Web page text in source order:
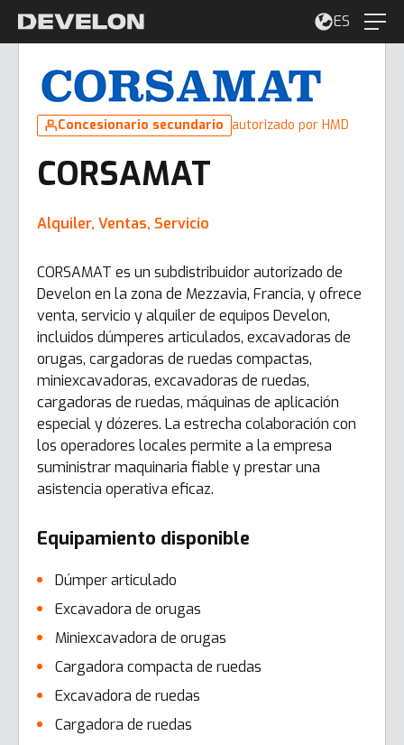
ES
Concesionario secundario autorizado por HMD
CORSAMAT
Alquiler, Ventas, Servicio
CORSAMAT es un subdistribuidor autorizado de
Develon en la zona de Mezzavia, Francia, y ofrece
venta, servicio y alquiler de equipos Develon,
incluidos dúmperes articulados, excavadoras de
orugas, cargadoras de ruedas compactas,
miniexcavadoras, excavadoras de ruedas,
cargadoras de ruedas, máquinas de aplicación
especial y dózeres. La estrecha colaboración con
los operadores locales permite a la empresa
suministrar maquinaria fiable y prestar una
asistencia operativa eficaz.
Equipamiento disponible
Dúmper articulado
Excavadora de orugas
Miniexcavadora de orugas
Cargadora compacta de ruedas
Excavadora de ruedas
Cargadora de ruedas